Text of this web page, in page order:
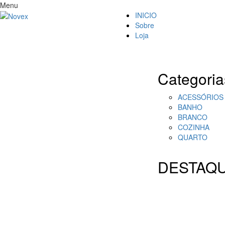
Menu
INICIO
Sobre
Loja
ACESSÓRIOS
BANHO
BRANCO
COZINHA
QUARTO